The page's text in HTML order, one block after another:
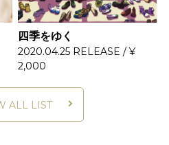
四季をゆく
2020.04.25 RELEASE / ¥
2,000
ALL LIST